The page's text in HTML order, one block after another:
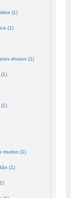
(1)
(1)
drusos (1)
mudos (1)
(1)